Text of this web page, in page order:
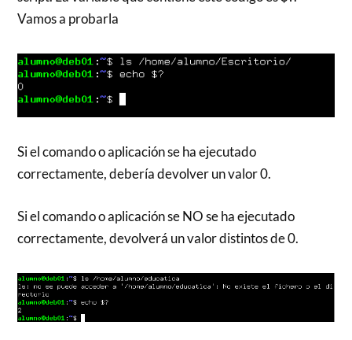
Vamos a probarla
Si el comando o aplicación se ha ejecutado
correctamente, debería devolver un valor 0.
Si el comando o aplicación se NO se ha ejecutado
correctamente, devolverá un valor distintos de 0.